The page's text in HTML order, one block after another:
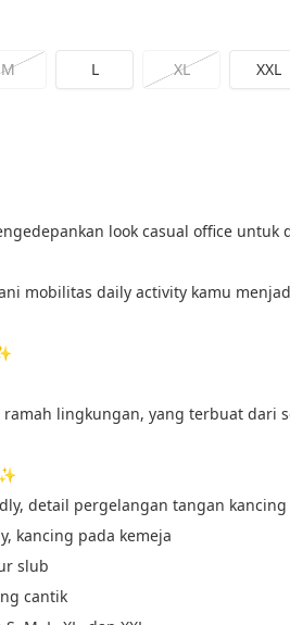
M L XL XXL
look casual office
mobilitas daily activity kamu
lingkungan, yang terbuat dari
detail pergelangan tangan kancing
kancing pada kemeja
slub
cantik